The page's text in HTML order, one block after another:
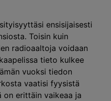
ensisijaisesti
Toisin kuin
radioaaltoja voidaan
tieto kulkee
vuoksi tiedon
vaatisi fyysistä
on erittäin vaikeaa ja